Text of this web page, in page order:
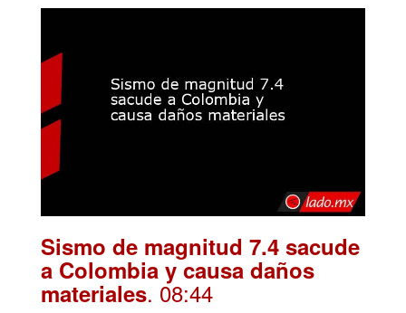
Sismo de magnitud 7.4 sacude
a Colombia y causa daños
materiales. 08:44